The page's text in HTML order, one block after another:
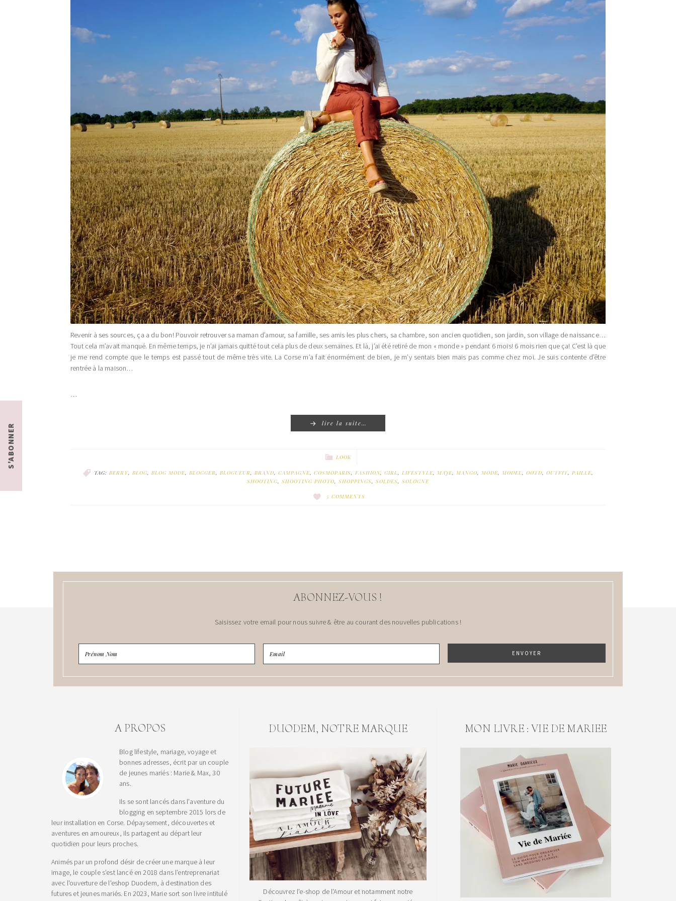
Revenir à ses sources, ça a du bon! Pouvoir retrouver sa maman d’amour, sa famille, ses amis les plus chers, sa chambre, son ancien quotidien, son jardin, son village de naissance…
Tout cela m’avait manqué. En même temps, je n’ai jamais quitté tout cela plus de deux semaines. Et là, j’ai été retiré de mon « monde » pendant 6 mois! 6 mois rien que ça! C’est là que
je me rend compte que le temps est passé tout de même très vite. La Corse m’a fait énormément de bien, je m’y sentais bien mais pas comme chez moi. Je suis contente d’être
rentrée à la maison…
…
lire la suite…
LOOK
TAG: BERRY, BLOG, BLOG MODE, BLOGGER, BLOGUEUR, BRAND, CAMPAGNE, COSMOPARIS, FASHION, GIRL, LIFESTYLE, MAJE, MANGO, MODE, MODEL, OOTD, OUTFIT, PAILLE,
SHOOTING, SHOOTING PHOTO, SHOPPINGS, SOLDES, SOLOGNE
5 COMMENTS
ABONNEZ-VOUS !
Saisissez votre email pour nous suivre & être au courant des nouvelles publications !
A PROPOS
Blog lifestyle, mariage, voyage et
bonnes adresses, écrit par un couple
de jeunes mariés : Marie & Max, 30
ans.
Ils se sont lancés dans l'aventure du
blogging en septembre 2015 lors de
leur installation en Corse. Dépaysement, découvertes et
aventures en amoureux, ils partagent au départ leur
quotidien pour leurs proches.
Animés par un profond désir de créer une marque à leur
image, le couple s’est lancé en 2018 dans l’entreprenariat
avec l'ouverture de l'eshop Duodem, à destination des
futures et jeunes mariés. En 2023, Marie sort son livre intitulé
DUODEM, NOTRE MARQUE
Découvrez l'e-shop de l'Amour et notamment notre
MON LIVRE : VIE DE MARIEE
S'ABONNER